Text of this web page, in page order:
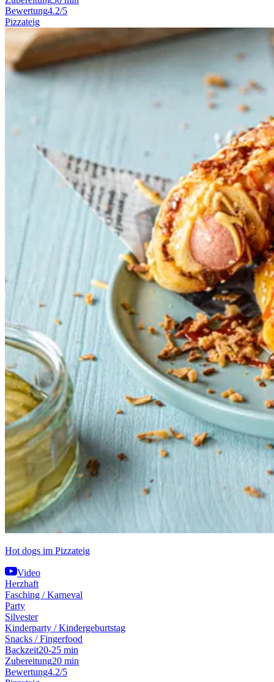
Bewertung4.2/5
Pizzateig
Hot dogs im Pizzateig
Video
Herzhaft
Fasching / Karneval
Party
Silvester
Kinderparty / Kindergeburtstag
Snacks / Fingerfood
Backzeit20-25 min
Zubereitung20 min
Bewertung4.2/5